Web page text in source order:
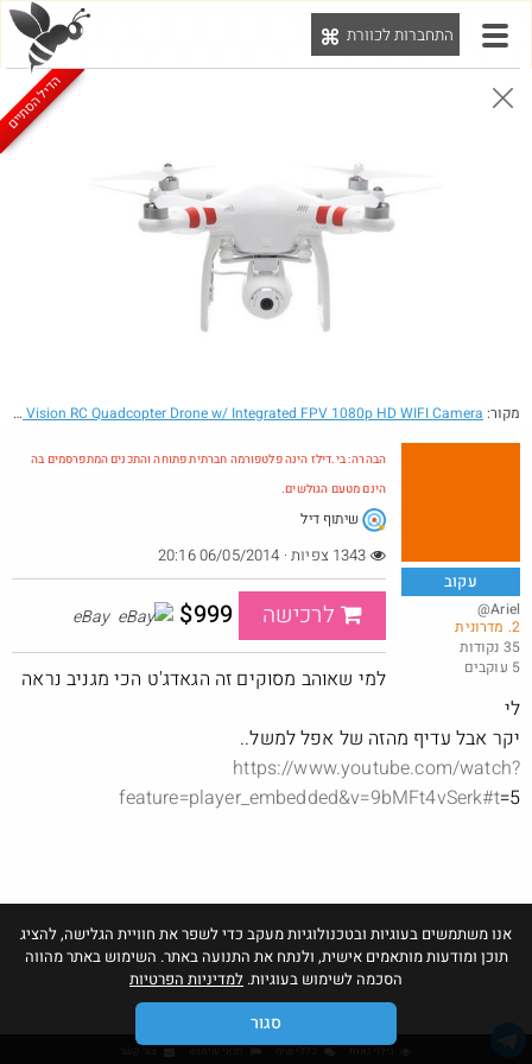
התחברות לכוורת
הבהרה: בי.דילז הינה פלטפורמה חברתית פתוחה והתכנים המתפרסמים בה הינם מטעם הגולשים.
עדכונים מהרשת חדש בכוורת
שוב דקו נותנים בראש
$21.7
20· 35 · 1213
אנו משתמשים בעוגיות ובטכנולוגיות מעקב כדי לשפר את חוויית הגלישה, להציג
תוכן ומודעות מותאמים אישית, ולנתח את התנועה באתר. השימוש באתר מהווה
הסכמה לשימוש בעוגיות. למדיניות הפרטיות
סגור
הדיל הסתיים
מקור: - DJI Phantom 2 Vision RC Quadcopter Drone w/ Integrated FPV 1080p HD WIFI Camera
עקוב
@Ariel
2. מדרונית
35 נקודות
5 עוקבים
הבהרה: בי.דילז הינה פלטפורמה חברתית פתוחה והתכנים המתפרסמים בה
הינם מטעם הגולשים.
שיתוף דיל
לרכישה $999
eBay
למי שאוהב מסוקים זה הגאדג'ט הכי מגניב נראה
לי
יקר אבל עדיף מהזה של אפל למשל..
https://www.youtube.com/watch?
feature=player_embedded&v=9bMFt4vSerk#t=5